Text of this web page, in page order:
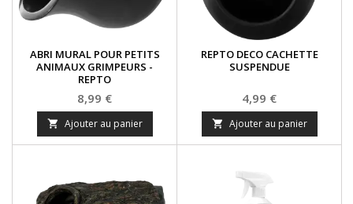
ABRI MURAL POUR PETITS
ANIMAUX GRIMPEURS -
REPTO
Prix
8,99 €
 Ajouter au panier
REPTO DECO CACHETTE
SUSPENDUE
Prix
4,99 €
 Ajouter au panier